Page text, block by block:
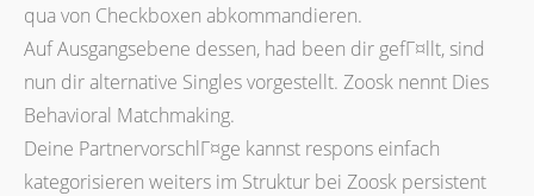
qua von Checkboxen abkommandieren.
Auf Ausgangsebene dessen, had been dir gefГ¤llt, sind
nun dir alternative Singles vorgestellt. Zoosk nennt Dies
Behavioral Matchmaking.
Deine PartnervorschlГ¤ge kannst respons einfach
kategorisieren weiters im Struktur bei Zoosk persistent